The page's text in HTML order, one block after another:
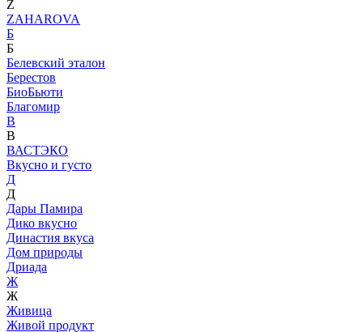
Z
ZAHAROVA
Б
Б
Белевский эталон
Берестов
БиоБьюти
Благомир
В
В
ВАСТЭКО
Вкусно и густо
Д
Д
Дары Памира
Дико вкусно
Династия вкуса
Дом природы
Дриада
Ж
Ж
Живица
Живой продукт